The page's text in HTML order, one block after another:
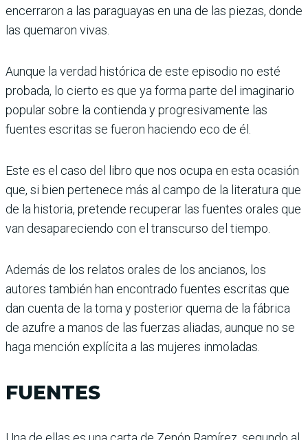
encerraron a las paraguayas en una de las piezas, donde
las quemaron vivas.
Aunque la verdad histórica de este episodio no esté
probada, lo cierto es que ya forma parte del imaginario
popular sobre la contienda y progresivamente las
fuentes escritas se fueron haciendo eco de él.
Este es el caso del libro que nos ocupa en esta ocasión
que, si bien pertenece más al campo de la literatura que
de la historia, pretende recuperar las fuentes orales que
van desapareciendo con el transcurso del tiempo.
Además de los relatos orales de los ancianos, los
autores también han encontrado fuentes escritas que
dan cuenta de la toma y posterior quema de la fábrica
de azufre a manos de las fuerzas aliadas, aunque no se
haga mención explícita a las mujeres inmoladas.
FUENTES